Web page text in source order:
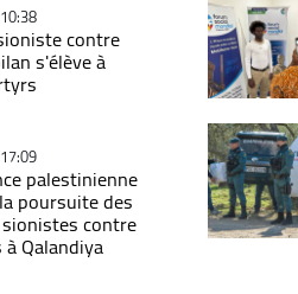
contre
s'élève à
palestinienne
poursuite des
contre
Qalandiya